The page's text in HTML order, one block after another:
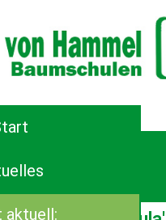
D-26639 Wiesmoor
info(at)von-hammel.de